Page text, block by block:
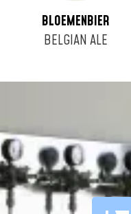
BLOEMENBIER
BELGIAN ALE